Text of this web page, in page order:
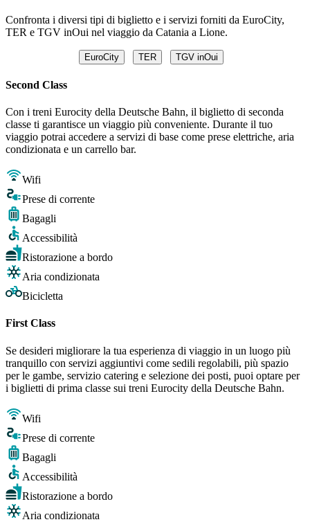
Confronta i diversi tipi di biglietto e i servizi forniti da EuroCity,
TER e TGV inOui nel viaggio da Catania a Lione.
EuroCity TER TGV inOui
Second Class
Con i treni Eurocity della Deutsche Bahn, il biglietto di seconda
classe ti garantisce un viaggio più conveniente. Durante il tuo
viaggio potrai accedere a servizi di base come prese elettriche, aria
condizionata e un carrello bar.
Wifi
Prese di corrente
Bagagli
Accessibilità
Ristorazione a bordo
Aria condizionata
Bicicletta
First Class
Se desideri migliorare la tua esperienza di viaggio in un luogo più
tranquillo con servizi aggiuntivi come sedili regolabili, più spazio
per le gambe, servizio catering e selezione dei posti, puoi optare per
i biglietti di prima classe sui treni Eurocity della Deutsche Bahn.
Wifi
Prese di corrente
Bagagli
Accessibilità
Ristorazione a bordo
Aria condizionata